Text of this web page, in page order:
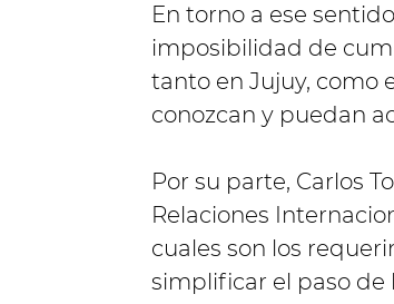
En torno a ese
imposibilidad de
tanto en Jujuy, como
conozcan y puedan
Por su parte, Carlos
Relaciones
cuales son los
simplificar el paso de